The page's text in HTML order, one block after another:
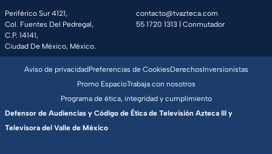
Periférico Sur 4121,
Col. Fuentes Del Pedregal,
C.P. 14141,
Ciudad De México, México.
contacto@tvazteca.com
55 1720 1313 | Conmutador
Aviso de privacidadPreferencias de CookiesDerechosInversionistas
Promo EspacioTrabaja con nosotros
Programa de ética, integridad y cumplimiento
Defensor de Audiencias y Código de Ética de Televisión Azteca III y
Televisora del Valle de México